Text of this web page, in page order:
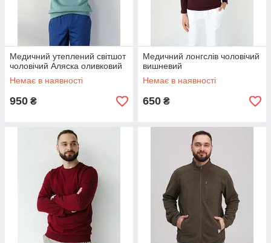
Медичний утеплений світшот
чоловічий Аляска оливковий
Немає в наявності
950 ₴
Медичний лонгслів чоловічий
вишневий
Немає в наявності
650 ₴